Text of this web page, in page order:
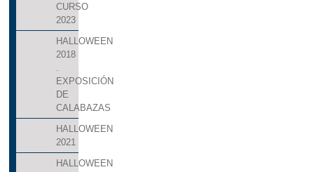
CURSO
2023
HALLOWEEN
2018
.
EXPOSICIÓN
DE
CALABAZAS
HALLOWEEN
2021
HALLOWEEN